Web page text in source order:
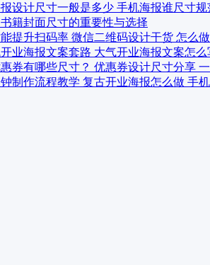
手机海报谁尺寸
书籍封面尺寸的重要性与选择
微信二维码设计干货 怎么
大气开业海报文案怎
优惠券设计尺寸分享
复古开业海报怎么做 手